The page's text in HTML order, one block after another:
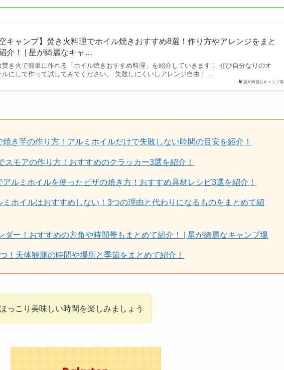
星が綺麗なキャンプ場
空キャンプ】焚き火料理でホイル焼きおすすめ8選！作り方やアレンジをまと
介！ | 星が綺麗なキャ…
焚き火で簡単に作れる「ホイル焼きおすすめ料理」を紹介していきます！ ぜひ自分なりのオ
ルにして作って試してみてください。 失敗しにくいしアレンジ自由！ …
焼き芋の作り方！アルミホイルだけで失敗しない時間の目安を紹介！
スモアの作り方！おすすめのクラッカー3選を紹介！
アルミホイルを使ったピザの焼き方！おすすめ具材レシピ3選を紹介！
ホイルはおすすめしない！3つの理由と代わりになるものをまとめて紹
ダー！おすすめの方角や時間帯もまとめて紹介！ | 星が綺麗なキャンプ場
！天体観測の時間や場所と季節をまとめて紹介！
っこり美味しい時間を楽しみましょう